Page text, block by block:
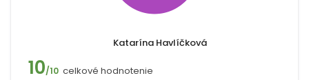
Katarína Havlíčková
10/10 celkové hodnotenie